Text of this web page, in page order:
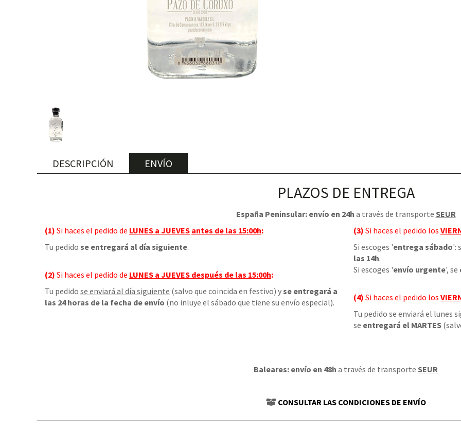
DESCRIPCIÓN ENVÍO
PLAZOS DE ENTREGA
España Peninsular: envío en 24h a través de transporte SEUR
(1) Si haces el pedido de LUNES a JUEVES antes de las 15:00h:
Tu pedido se entregará al día siguiente.
(2) Si haces el pedido de LUNES a JUEVES después de las 15:00h:
Tu pedido se enviará al día siguiente (salvo que coincida en festivo) yse entregará a
las 24 horas de la fecha de envío (no inluye el sábado que tiene su envío especial).
(3) Si haces el pedido los
Si escoges 'entrega sábado':
las 14h.
Si escoges 'envío urgente', se
(4) Si haces el pedido los
Tu pedido se enviará el lunes
se entregará el MARTES
Baleares: envío en 48h a través de transporte SEUR
CONSULTAR LAS CONDICIONES DE ENVÍO